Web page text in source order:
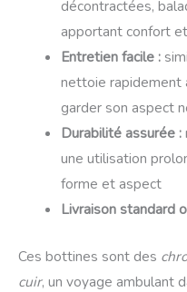
décontractées,
apportant confort
Entretien facile :
nettoie rapidement
garder son aspect
Durabilité assurée :
une utilisation
forme et aspect
Livraison standard
Ces bottines sont des
cuir, un voyage ambulant